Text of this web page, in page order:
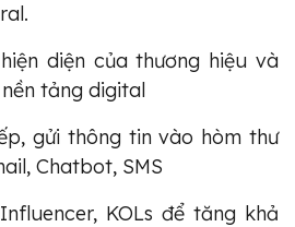
diện của thương hiệu và
tảng digital
gửi thông tin vào hòm thư
Chatbot, SMS
KOLs để tăng khả